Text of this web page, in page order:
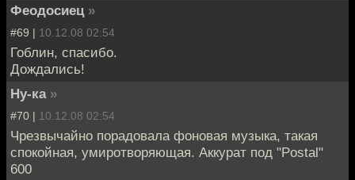
Феодосиец »
#69 | 10.12.08 02:54
Гоблин, спасибо.
Дождались!
Ну-ка »
#70 | 10.12.08 02:54
Чрезвычайно порадовала фоновая музыка, такая
спокойная, умиротворяющая. Аккурат под "Postal"
600